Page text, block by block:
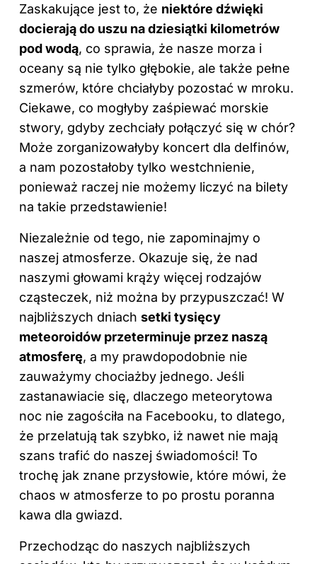
Zaskakujące jest to, że niektóre dźwięki
docierają do uszu na dziesiątki kilometrów
pod wodą, co sprawia, że nasze morza i
oceany są nie tylko głębokie, ale także pełne
szmerów, które chciałyby pozostać w mroku.
Ciekawe, co mogłyby zaśpiewać morskie
stwory, gdyby zechciały połączyć się w chór?
Może zorganizowałyby koncert dla delfinów,
a nam pozostałoby tylko westchnienie,
ponieważ raczej nie możemy liczyć na bilety
na takie przedstawienie!
Niezależnie od tego, nie zapominajmy o
naszej atmosferze. Okazuje się, że nad
naszymi głowami krąży więcej rodzajów
cząsteczek, niż można by przypuszczać! W
najbliższych dniach setki tysięcy
meteoroidów przeterminuje przez naszą
atmosferę, a my prawdopodobnie nie
zauważymy chociażby jednego. Jeśli
zastanawiacie się, dlaczego meteorytowa
noc nie zagościła na Facebooku, to dlatego,
że przelatują tak szybko, iż nawet nie mają
szans trafić do naszej świadomości! To
trochę jak znane przysłowie, które mówi, że
chaos w atmosferze to po prostu poranna
kawa dla gwiazd.
Przechodząc do naszych najbliższych